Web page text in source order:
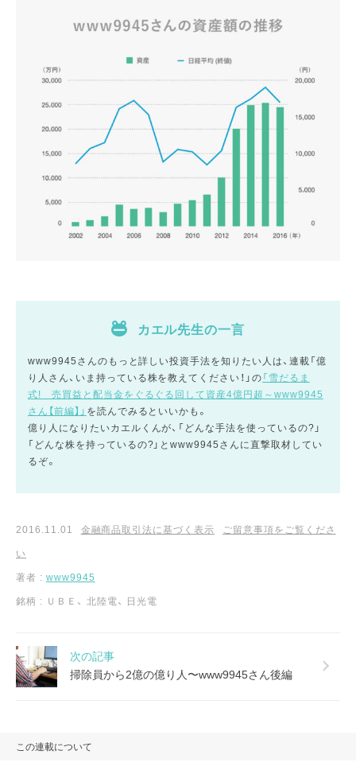
カエル先生の一言
www9945さんのもっと詳しい投資手法を知りたい人は、連載「億
り人さん、いま持っている株を教えてください！」の「雪だるま
式! 売買益と配当金をぐるぐる回して資産4億円超～www9945
さん【前編】」 を読んでみるといいかも。
億り人になりたいカエルくんが、「どんな手法を使っているの?」
「どんな株を持っているの?」とwww9945さんに直撃取材してい
るぞ。
2016.11.01 金融商品取引法に基づく表示
ご留意事項をご覧くださ
い
著者 : www9945
銘柄 : ＵＢＥ 、 北陸電、 日光電
次の記事
掃除員から2億の億り人〜www9945さん後編
この連載について